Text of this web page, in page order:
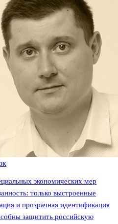
экономических мер
только выстроенные
и прозрачная идентификация
защитить российскую